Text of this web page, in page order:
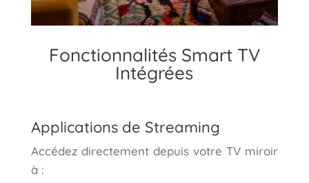
Fonctionnalités Smart TV
Intégrées
Applications de Streaming
Accédez directement depuis votre TV miroir
à :